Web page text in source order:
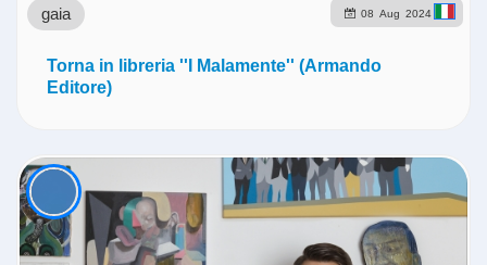
08 Aug 2024
gaia
Torna in libreria ''I Malamente'' (Armando
Editore)